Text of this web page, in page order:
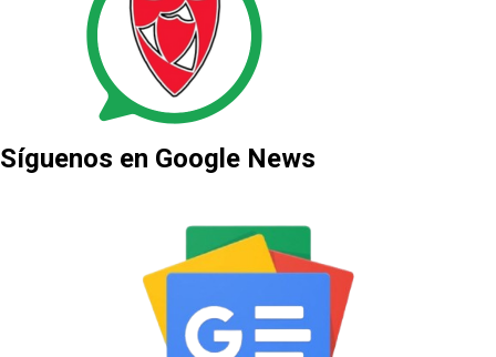
Síguenos en Google News